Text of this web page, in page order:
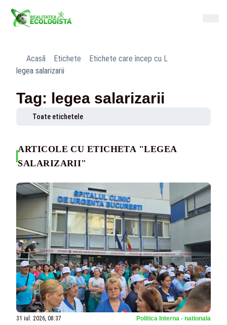
Acasă Etichete
Etichete care încep cu L
legea salarizarii
Tag: legea salarizarii
Toate etichetele
ARTICOLE CU ETICHETA "LEGEA
SALARIZARII"
31 iul. 2026, 08:37 Politica Interna - nationala